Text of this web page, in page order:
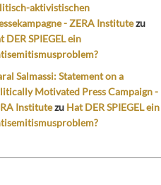
aktivistischen
- ZERA Institutezu
DER SPIEGEL ein
Salmassi: Statement on a
Motivated Press Campaign -
Institutezu Hat DER SPIEGEL ein